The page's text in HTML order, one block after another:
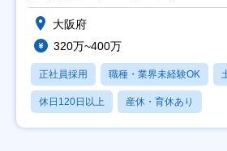
大阪府
320万~400万
正社員採用 職種・業界未経験OK
休日120日以上 産休・育休あり